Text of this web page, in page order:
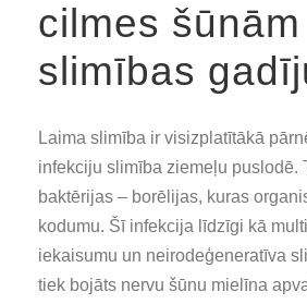
cilmes
slimības
Laima slimība ir visizplatītākā
infekciju slimība ziemeļu puslodē.
baktērijas – borēlijas, kuras
kodumu. Šī infekcija līdzīgi kā
iekaisumu un neirodeģeneratīva
tiek bojāts nervu šūnu mielīna